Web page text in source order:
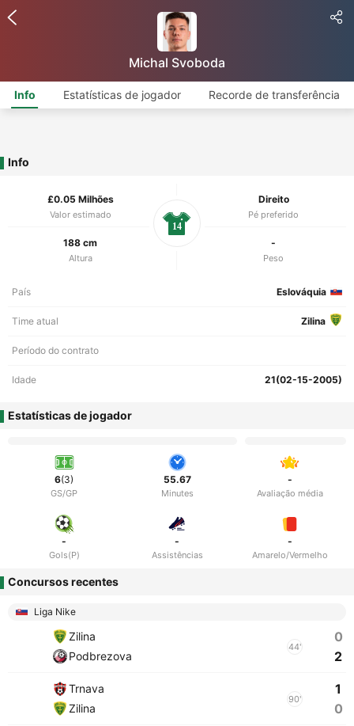
Michal Svoboda
Info Estatísticas de jogador Recorde de transferência
Info
£0.05 Milhões
Valor estimado
Direito
Pé preferido
188 cm
Altura
-
Peso
14
País Eslováquia
Time atual Zilina
Período do contrato
Idade 21(02-15-2005)
Estatísticas de jogador
6(3)
GS/GP
55.67
Minutes
-
Avaliação média
-
Gols(P)
-
Assistências
-
Amarelo/Vermelho
Concursos recentes
Liga Nike
Zilina
Podbrezova
44'
0
2
Trnava
Zilina
90'
1
0